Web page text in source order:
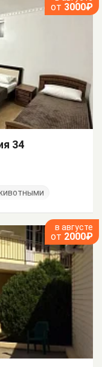
от 3000₽
34
в августе
от 2000₽